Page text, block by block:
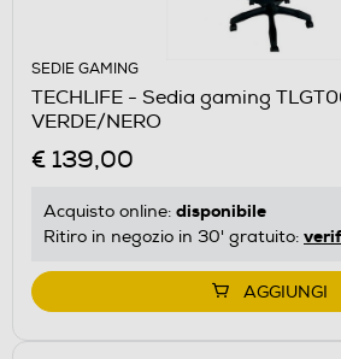
SEDIE GAMING
TECHLIFE - Sedia gaming
VERDE/NERO
€ 139,00
Acquisto online: disponibile
Ritiro in negozio in 30' gratuito:
AGGIUNGI